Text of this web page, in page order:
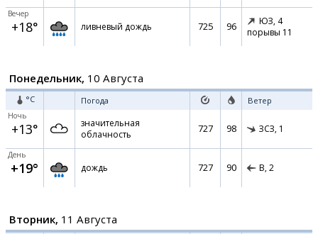
Вечер
+18° ливневый дождь 725 96 ЮЗ, 4
порывы 11
Понедельник, 10 Августа
°C Погода Ветер
Ночь
+13°
значительная
облачность
727 98 ЗСЗ, 1
День
+19° дождь 727 90 В, 2
Вторник, 11 Августа